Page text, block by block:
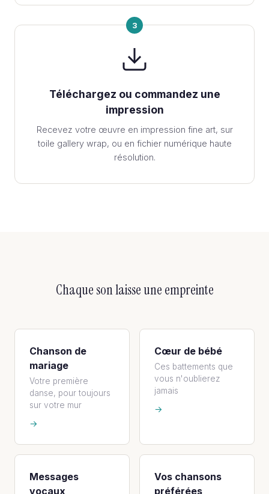
3
Téléchargez ou commandez une
impression
Recevez votre œuvre en impression fine art, sur
toile gallery wrap, ou en fichier numérique haute
résolution.
Chaque son laisse une empreinte
Chanson de
mariage
Votre première
danse, pour toujours
sur votre mur
→
Cœur de bébé
Ces battements que
vous n'oublierez
jamais
→
Messages
vocaux
Vos chansons
préférées